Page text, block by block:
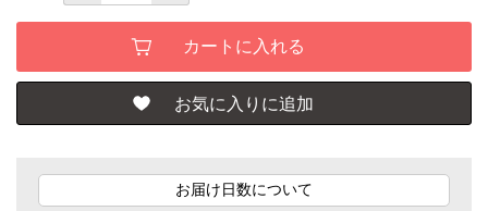
お届け日数について